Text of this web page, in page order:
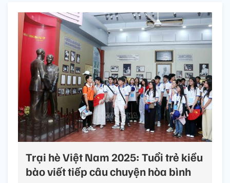
Trại hè Việt Nam 2025: Tuổi trẻ kiều
bào viết tiếp câu chuyện hòa bình